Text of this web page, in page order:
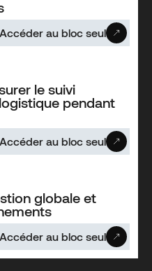
Accéder au bloc seul
le suivi
pendant
Accéder au bloc seul
globale et
Accéder au bloc seul